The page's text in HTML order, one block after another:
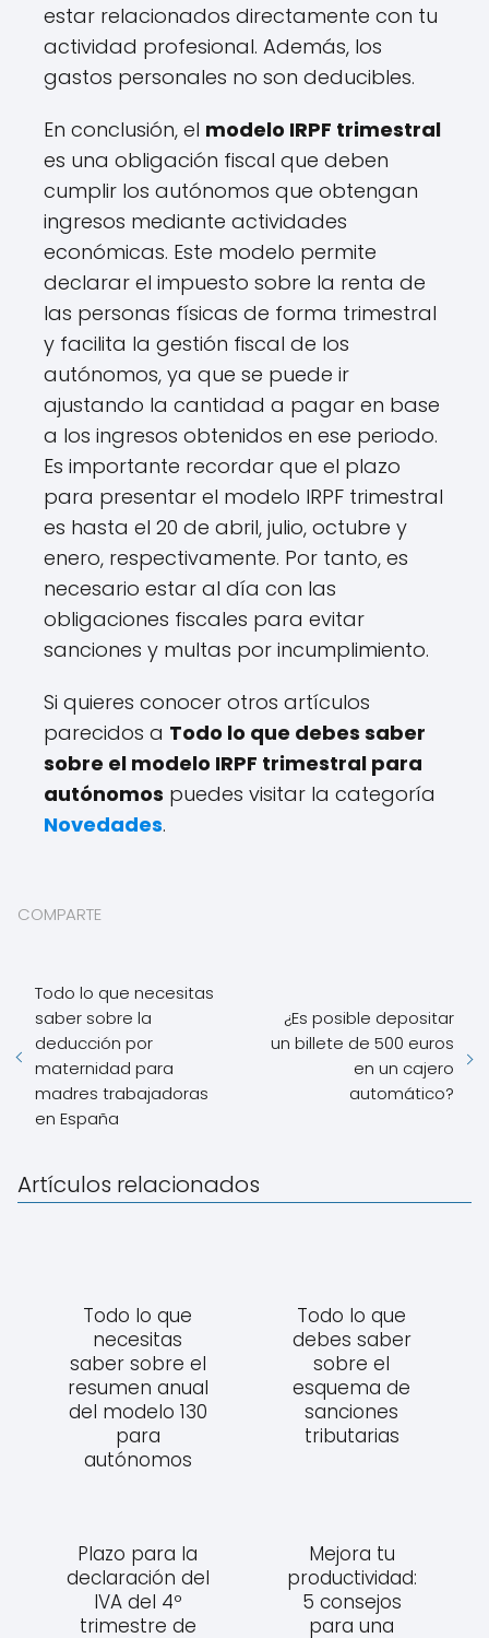
estar relacionados directamente con tu
actividad profesional. Además, los
gastos personales no son deducibles.
En conclusión, el modelo IRPF trimestral
es una obligación fiscal que deben
cumplir los autónomos que obtengan
ingresos mediante actividades
económicas. Este modelo permite
declarar el impuesto sobre la renta de
las personas físicas de forma trimestral
y facilita la gestión fiscal de los
autónomos, ya que se puede ir
ajustando la cantidad a pagar en base
a los ingresos obtenidos en ese periodo.
Es importante recordar que el plazo
para presentar el modelo IRPF trimestral
es hasta el 20 de abril, julio, octubre y
enero, respectivamente. Por tanto, es
necesario estar al día con las
obligaciones fiscales para evitar
sanciones y multas por incumplimiento.
Si quieres conocer otros artículos
parecidos a Todo lo que debes saber
sobre el modelo IRPF trimestral para
autónomos puedes visitar la categoría
Novedades.
COMPARTE
Todo lo que necesitas
saber sobre la
deducción por
maternidad para
madres trabajadoras
en España
¿Es posible depositar
un billete de 500 euros
en un cajero
automático?
Artículos relacionados
Todo lo que
necesitas
saber sobre el
resumen anual
del modelo 130
para
autónomos
Todo lo que
debes saber
sobre el
esquema de
sanciones
tributarias
Plazo para la
declaración del
IVA del 4º
trimestre de
Mejora tu
productividad:
5 consejos
para una